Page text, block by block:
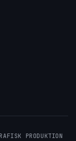
PRODUKTION